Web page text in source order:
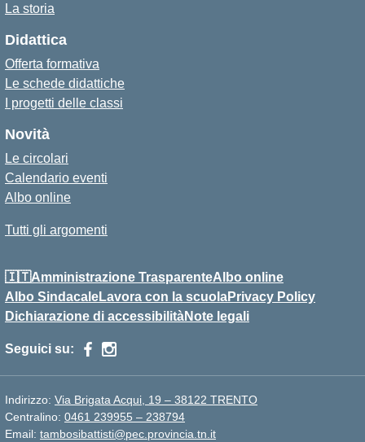
La storia
Didattica
Offerta formativa
Le schede didattiche
I progetti delle classi
Novità
Le circolari
Calendario eventi
Albo online
Tutti gli argomenti
🇮🇹Amministrazione TrasparenteAlbo online
Albo SindacaleLavora con la scuolaPrivacy Policy
Dichiarazione di accessibilitàNote legali
Seguici su:
Indirizzo: Via Brigata Acqui, 19 – 38122 TRENTO
Centralino: 0461 239955 – 238794
Email: tambosibattisti@pec.provincia.tn.it